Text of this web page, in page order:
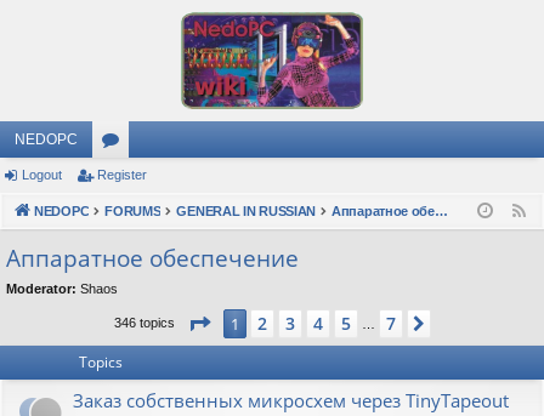
NEDOPC
or
u
s
Logout Register
NEDOPC FORUMS GENERAL IN RUSSIAN Аппаратное обеспечение
Аппаратное обеспечение
Moderator: Shaos
346 topics Page 1of7
1 2 3 4 5 7
Topics
Заказ собственных микросхем через TinyTapeout